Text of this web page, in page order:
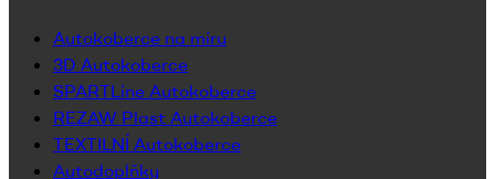
Autokoberce na míru
3D Autokoberce
SPARTLine Autokoberce
REZAW Plast Autokoberce
TEXTILNÍ Autokoberce
Autodoplňky